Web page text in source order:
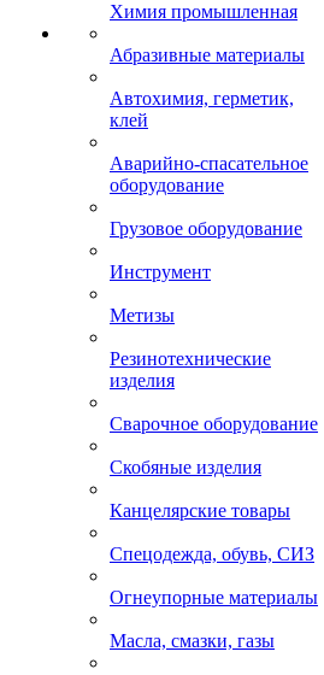
Химия промышленная
Абразивные материалы
Автохимия, герметик,
клей
Аварийно-спасательное
оборудование
Грузовое оборудование
Инструмент
Метизы
Резинотехнические
изделия
Сварочное оборудование
Скобяные изделия
Канцелярские товары
Спецодежда, обувь, СИЗ
Огнеупорные материалы
Масла, смазки, газы